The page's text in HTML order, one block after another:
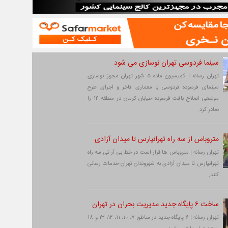
سینما فردوسی تهران نوسازی می شود
تهران رسانه | کمیسیون ماده ۵ شهر تهران مجوز نوسازی
سینمای فرسوده فردوسی با معماری فاخر و اجرای طرح
موضعی اصلاح بافت فرسوده خیابان کرمان در منطقه ۱۴ را
صادر کرد.
متروباس از سه راه تهرانپارس تا میدان آزادی
تهران رسانه | متروباس ها قرار است در خط بی آر تی سه راه
تهرانپارس تا میدان آزادی به شهروندان تهران خدمات رسانی
کنند.
ساخت ۶ پایگاه جدید مدیریت بحران در تهران
تهران رسانه | ۶ پایگاه جدید در مناطق ۷، ۱۰، ۱۱، ۱۲، ۱۳ و ۱۸